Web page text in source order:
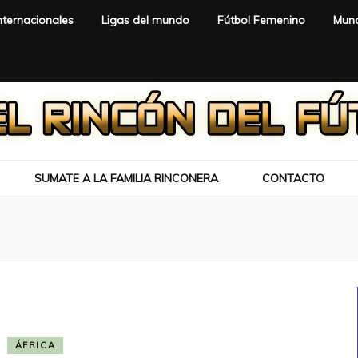
Ligas del mundo Fútbol Femenino
SUMATE A LA FAMILIA RINCONERA CONTACTO
ÁFRICA